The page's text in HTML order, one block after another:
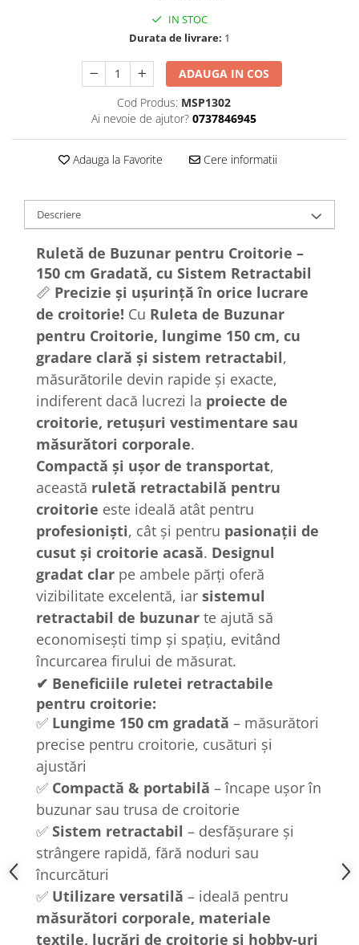
IN STOC
Durata de livrare: 1
ADAUGA IN COS
Cod Produs: MSP1302
Ai nevoie de ajutor? 0737846945
Adauga la Favorite Cere informatii
Descriere
Ruletă de Buzunar pentru Croitorie –
150 cm Gradată, cu Sistem Retractabil
📏 Precizie și ușurință în orice lucrare
de croitorie! Cu Ruleta de Buzunar
pentru Croitorie, lungime 150 cm, cu
gradare clară și sistem retractabil,
măsurătorile devin rapide și exacte,
indiferent dacă lucrezi la proiecte de
croitorie, retușuri vestimentare sau
măsurători corporale.
Compactă și ușor de transportat,
această ruletă retractabilă pentru
croitorie este ideală atât pentru
profesioniști, cât și pentru pasionații de
cusut și croitorie acasă. Designul
gradat clar pe ambele părți oferă
vizibilitate excelentă, iar sistemul
retractabil de buzunar te ajută să
economisești timp și spațiu, evitând
încurcarea firului de măsurat.
✔ Beneficiile ruletei retractabile
pentru croitorie:
✅ Lungime 150 cm gradată – măsurători
precise pentru croitorie, cusături și
ajustări
✅ Compactă & portabilă – încape ușor în
buzunar sau trusa de croitorie
✅ Sistem retractabil – desfășurare și
strângere rapidă, fără noduri sau
încurcături
✅ Utilizare versatilă – ideală pentru
măsurători corporale, materiale
textile, lucrări de croitorie și hobby-uri